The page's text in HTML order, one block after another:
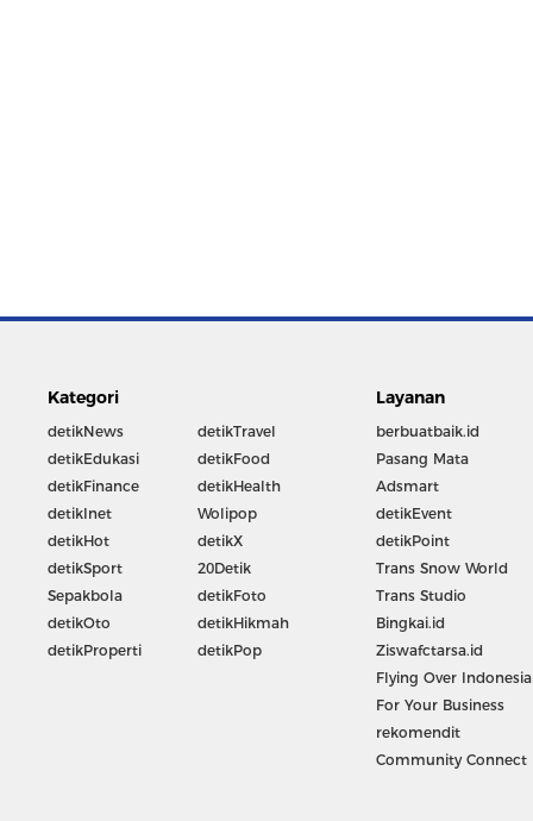
Kategori
detikNews
detikEdukasi
detikFinance
detikInet
detikHot
detikSport
Sepakbola
detikOto
detikProperti
detikTravel
detikFood
detikHealth
Wolipop
detikX
20Detik
detikFoto
detikHikmah
detikPop
Layanan
berbuatbaik.id
Pasang Mata
Adsmart
detikEvent
detikPoint
Trans Snow World
Trans Studio
Bingkai.id
Ziswafctarsa.id
Flying Over Indonesia
For Your Business
rekomendit
Community Connect